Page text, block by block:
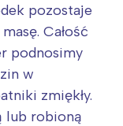
pozostaje
Całość
podnosimy
w
zmiękły.
lub robioną